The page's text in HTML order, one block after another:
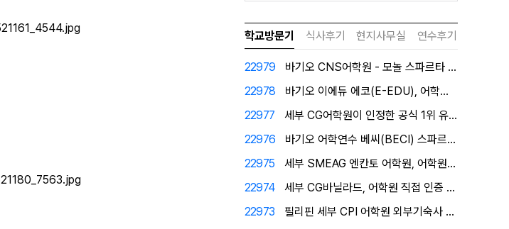
학교방문기 식사후기 현지사무실 연수후기
22979
바기오 CNS어학원 - 모놀 스파르타 캠퍼스로 탈바꿈!
22978
바기오 이에듀 에코(E-EDU), 어학원이 직접 인증한…
22977
세부 CG어학원이 인정한 공식 1위 유학원 필자닷컴에서…
22976
바기오 어학연수 베씨(BECI) 스파르타 공식 1위유학…
22975
세부 SMEAG 엔칸토 어학원, 어학원이 직접 인증한 …
22974
세부 CG바닐라드, 어학원 직접 인증 공식 1위 유학원…
22973
필리핀 세부 CPI 어학원 외부기숙사 - 프리미엄 레지…